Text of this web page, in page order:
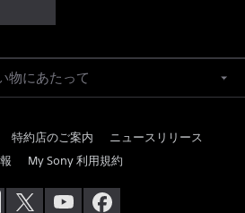
物にあたって
特約店のご案内
ニュースリリース
My Sony 利用規約